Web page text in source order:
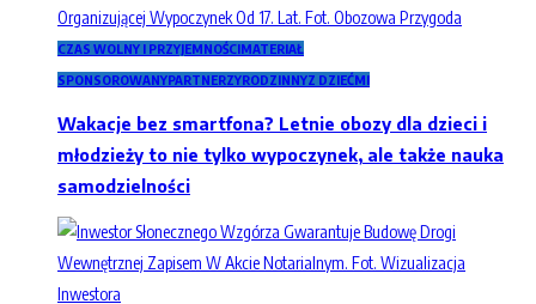
CZAS WOLNY I PRZYJEMNOŚCIMATERIAŁ
SPONSOROWANYPARTNERZYRODZINNYZ DZIEĆMI
Wakacje bez smartfona? Letnie obozy dla dzieci i
młodzieży to nie tylko wypoczynek, ale także nauka
samodzielności